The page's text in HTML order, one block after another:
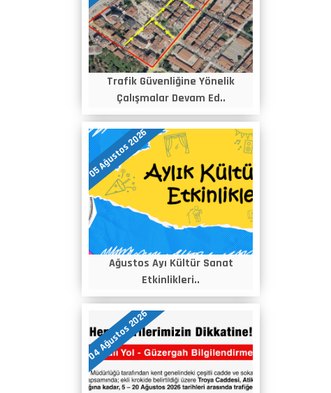
Trafik Güvenliğine Yönelik
Çalışmalar Devam Ed..
05 Ağustos 2026
Ağustos Ayı Kültür Sanat
Etkinlikleri..
04 Ağustos 2026